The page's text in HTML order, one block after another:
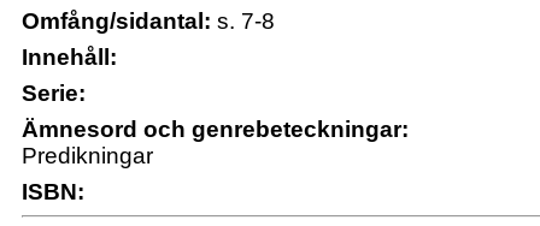
Omfång/sidantal: s. 7-8
Innehåll:
Serie:
Ämnesord och genrebeteckningar:
Predikningar
ISBN: